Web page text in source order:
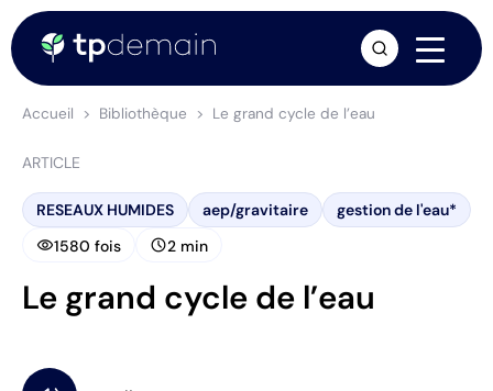
Accueil Bibliothèque Le grand cycle de l’eau
ARTICLE
RESEAUX HUMIDES aep/gravitaire gestion de l'eau*
visibility1580 fois schedule2 min
Le grand cycle de l’eau
arrow_forward